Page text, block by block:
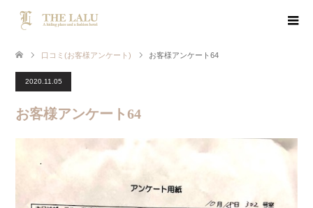
口コミ(お客様アンケート) お客様アンケート64
2020.11.05
お客様アンケート64